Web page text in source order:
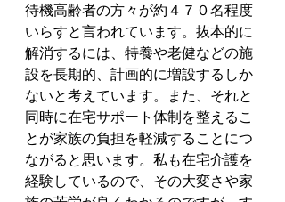
待機高齢者の方々が約４７０名程度
いらすと言われています。抜本的に
解消するには、特養や老健などの施
設を長期的、計画的に増設するしか
ないと考えています。また、それと
同時に在宅サポート体制を整えるこ
とが家族の負担を軽減することにつ
ながると思います。私も在宅介護を
経験しているので、その大変さや家